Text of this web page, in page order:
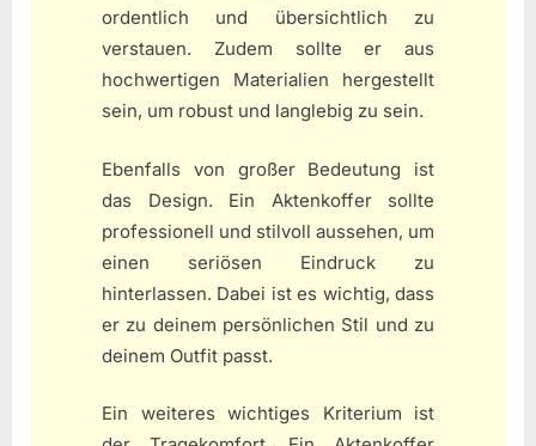
ordentlich und übersichtlich zu
verstauen. Zudem sollte er aus
hochwertigen Materialien hergestellt
sein, um robust und langlebig zu sein.
Ebenfalls von großer Bedeutung ist
das Design. Ein Aktenkoffer sollte
professionell und stilvoll aussehen, um
einen seriösen Eindruck zu
hinterlassen. Dabei ist es wichtig, dass
er zu deinem persönlichen Stil und zu
deinem Outfit passt.
Ein weiteres wichtiges Kriterium ist